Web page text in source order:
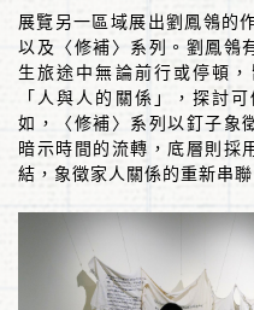
展覽另一區域展出劉鳳鴒的
以及〈修補〉系列。劉鳳鴒
生旅途中無論前行或停頓
「人與人的關係」，探討
如，〈修補〉系列以釘子象
暗示時間的流轉，底層則採
結，象徵家人關係的重新串聯